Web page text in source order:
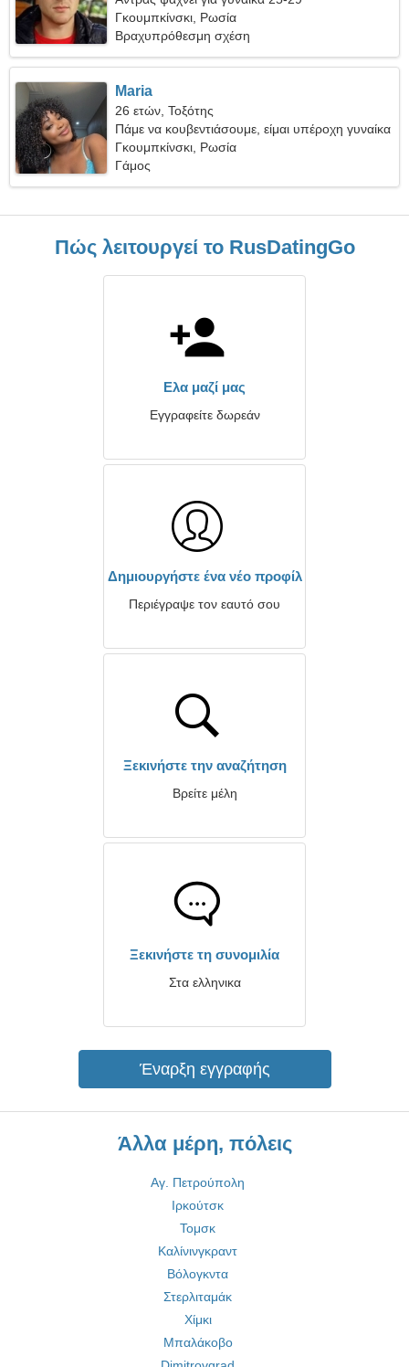
Γκουμπκίνσκι, Ρωσία
Βραχυπρόθεσμη σχέση
Maria
26 ετών, Τοξότης
Πάμε να κουβεντιάσουμε, είμαι υπέροχη γυναίκα
Γκουμπκίνσκι, Ρωσία
Γάμος
Πώς λειτουργεί το RusDatingGo
Ελα μαζί μας
Εγγραφείτε δωρεάν
Δημιουργήστε ένα νέο προφίλ
Περιέγραψε τον εαυτό σου
Ξεκινήστε την αναζήτηση
Βρείτε μέλη
Ξεκινήστε τη συνομιλία
Στα ελληνικα
Έναρξη εγγραφής
Άλλα μέρη, πόλεις
Αγ. Πετρούπολη
Ιρκούτσκ
Τομσκ
Καλίνινγκραντ
Βόλογκντα
Στερλιταμάκ
Χίμκι
Μπαλάκοβο